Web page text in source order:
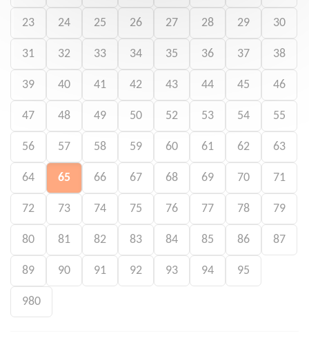
23 24 25 26 27 28 29 30
31 32 33 34 35 36 37 38
39 40 41 42 43 44 45 46
47 48 49 50 52 53 54 55
56 57 58 59 60 61 62 63
64 65 66 67 68 69 70 71
72 73 74 75 76 77 78 79
80 81 82 83 84 85 86 87
89 90 91 92 93 94 95
980